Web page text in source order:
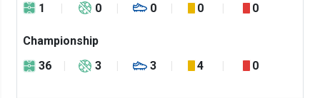
1
0 0 0 0
Championship
36
3 3 4 0